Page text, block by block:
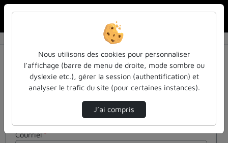
Contactez nous
Votre message
Courriel*
Cocher
cette case
si vous êtes
un humain
Nous utilisons des cookies pour personnaliser
l’affichage (barre de menu de droite, mode sombre ou
dyslexie etc.), gérer la session (authentification) et
analyser le trafic du site (pour certaines instances).
J’ai compris